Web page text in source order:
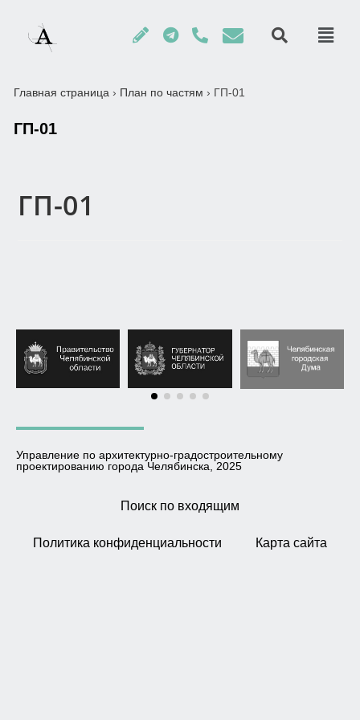
Главная страница › План по частям › ГП-01
ГП-01
ГП-01
Управление по архитектурно-градостроительному
проектированию города Челябинска, 2025
Поиск по входящим
Политика конфиденциальности Карта сайта